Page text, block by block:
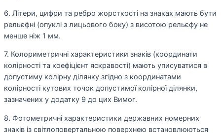
6. Літери, цифри та ребро жорсткості на знаках мають бути
рельєфні (опуклі з лицьового боку) з висотою рельєфу не
менше ніж 1 мм.
7. Колориметричні характеристики знаків (координати
колірності та коефіцієнт яскравості) мають уписуватися в
допустиму колірну ділянку згідно з координатами
колірності кутових точок допустимої колірної ділянки,
зазначених у додатку 9 до цих Вимог.
8. Фотометричні характеристики державних номерних
знаків із світлоповертальною поверхнею встановлюються